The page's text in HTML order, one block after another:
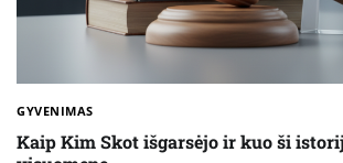
GYVENIMAS
Kaip Kim Skot išgarsėjo ir kuo ši